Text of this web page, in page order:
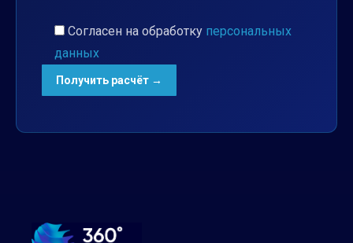
Согласен на обработку персональных
данных